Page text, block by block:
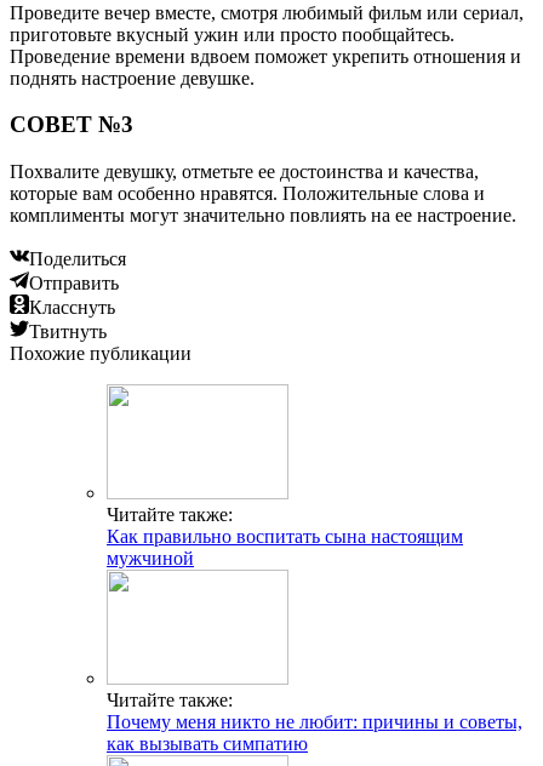
Проведите вечер вместе, смотря любимый фильм или сериал,
приготовьте вкусный ужин или просто пообщайтесь.
Проведение времени вдвоем поможет укрепить отношения и
поднять настроение девушке.
СОВЕТ №3
Похвалите девушку, отметьте ее достоинства и качества,
которые вам особенно нравятся. Положительные слова и
комплименты могут значительно повлиять на ее настроение.
Поделиться
Отправить
Класснуть
Твитнуть
Похожие публикации
Читайте также:
Как правильно воспитать сына настоящим
мужчиной
Читайте также:
Почему меня никто не любит: причины и советы,
как вызывать симпатию